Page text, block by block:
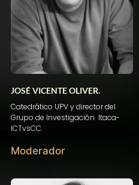
JOSÉ VICENTE OLIVER.
Catedrático UPV y director del
Grupo de Investigación Itaca-
ICTvsCC.
Moderador